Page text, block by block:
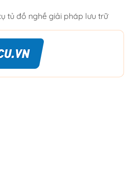
tủ đồ nghề giải pháp lưu trữ